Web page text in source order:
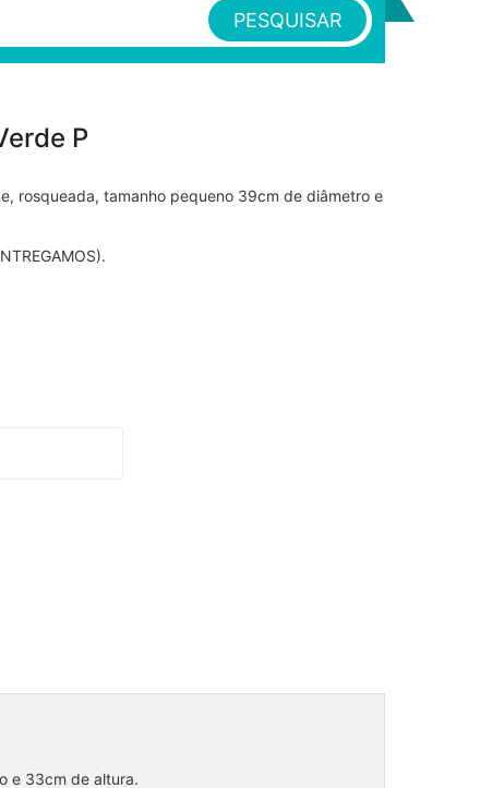
PESQUISAR
P
rosqueada, tamanho pequeno 39cm de diâmetro e
e 33cm de altura.